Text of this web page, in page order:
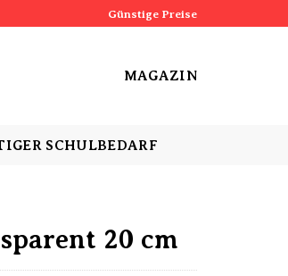
Günstige Preise
MAGAZIN
SCHULBEDARF
20 cm